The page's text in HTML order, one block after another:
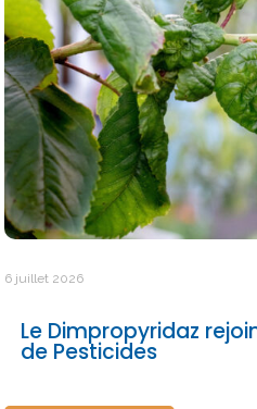
6 juillet 2026
Le Dimpropyridaz
de Pesticides